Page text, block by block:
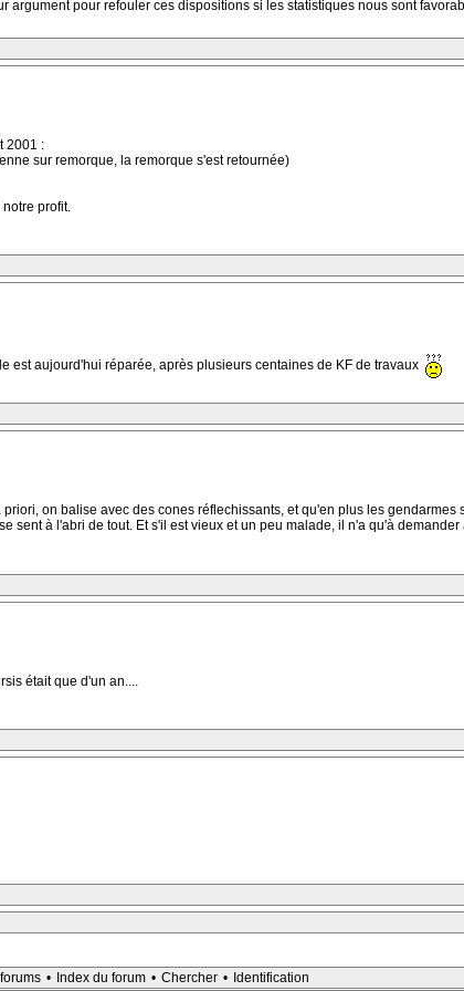
pour refouler ces dispositions si les statistiques nous sont
2001 :
sur remorque, la remorque s'est retournée)
profit.
est aujourd'hui réparée, après plusieurs centaines de KF de travaux
on balise avec des cones réflechissants, et qu'en plus les
sent à l'abri de tout. Et s'il est vieux et un peu malade, il n'a qu'à
était que d'un an....
• Index du forum • Chercher • Identification